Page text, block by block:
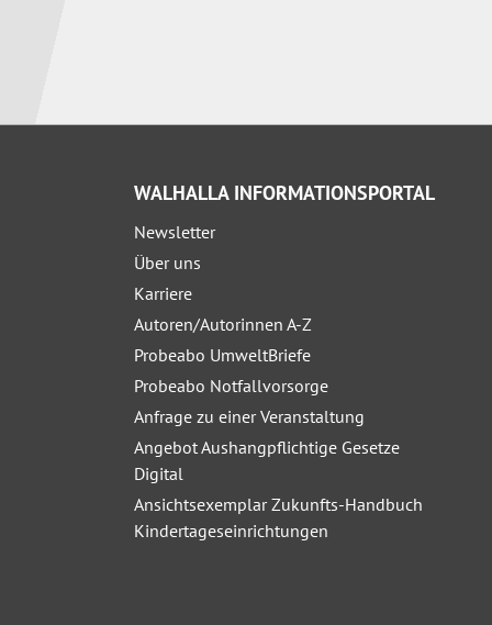
WALHALLA INFORMATIONSPORTAL
Newsletter
Über uns
Karriere
Autoren/Autorinnen A-Z
Probeabo UmweltBriefe
Probeabo Notfallvorsorge
Anfrage zu einer Veranstaltung
Angebot Aushangpflichtige Gesetze
Digital
Ansichtsexemplar Zukunfts-Handbuch
Kindertageseinrichtungen